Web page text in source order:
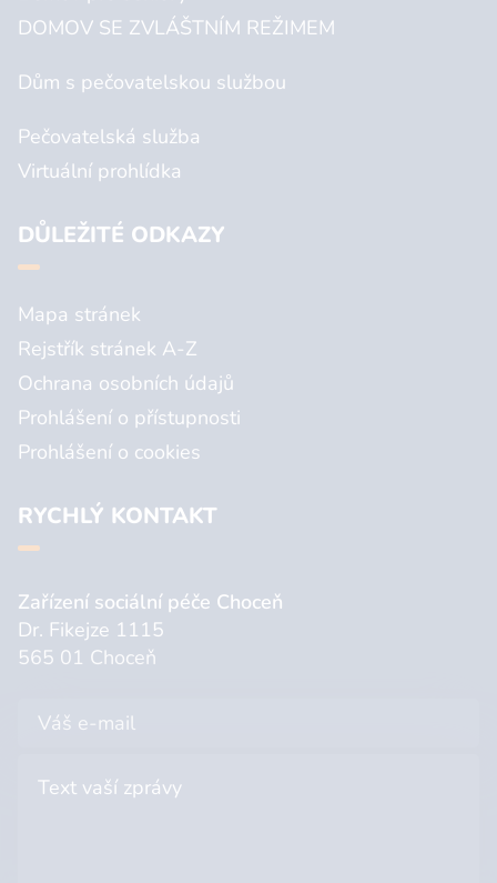
DOMOV SE ZVLÁŠTNÍM REŽIMEM
Dům s pečovatelskou službou
Pečovatelská služba
Virtuální prohlídka
DŮLEŽITÉ ODKAZY
Mapa stránek
Rejstřík stránek A-Z
Ochrana osobních údajů
Prohlášení o přístupnosti
Prohlášení o cookies
RYCHLÝ KONTAKT
Zařízení sociální péče Choceň
Dr. Fikejze 1115
565 01 Choceň